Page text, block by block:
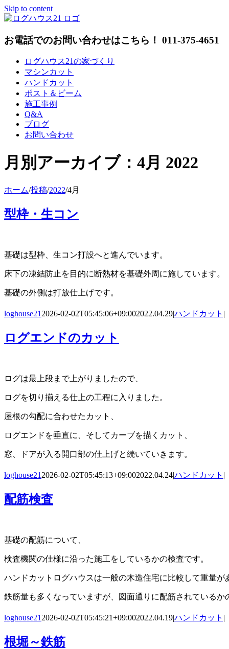
Skip to content
お電話でのお問い合わせはこちら！ 011-375-4651
ログハウス21の家づくり
マシンカット
ハンドカット
ポスト＆ビーム
施工事例
Q&A
ブログ
お問い合わせ
月別アーカイブ： 4月 2022
ホーム/投稿/2022/4月
型枠・生コン
基礎は型枠、生コン打設へと進んでいます。
床下の凍結防止を目的に断熱材を基礎外周に施しています。
基礎の外側は打放仕上げです。
loghouse21 2026-02-02T05:45:06+09:002022.04.29|ハンドカット |
ログエンドのカット
ログは最上段まで上がりましたので、
ログを切り揃える仕上の工程に入りました。
屋根の勾配に合わせたカット、
ログエンドを垂直に、そしてカーブを描くカット、
窓、ドアが入る開口部の仕上げと続いていきます。
loghouse21 2026-02-02T05:45:13+09:002022.04.24|ハンドカット |
配筋検査
基礎の配筋について、
検査機関の仕様に沿った施工をしているかの検査です。
ハンドカットログハウスは一般の木造住宅に比較して重量が
鉄筋量も多くなっていますが、図面通りに配筋されているか
loghouse21 2026-02-02T05:45:21+09:002022.04.19|ハンドカット |
根堀～鉄筋